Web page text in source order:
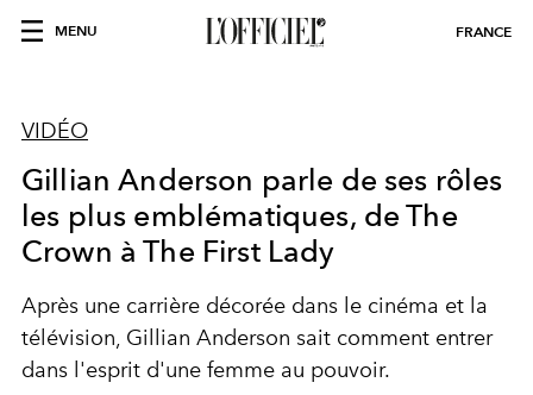
MENU FRANCE
VIDÉO
Gillian Anderson parle de ses rôles
les plus emblématiques, de The
Crown à The First Lady
Après une carrière décorée dans le cinéma et la
télévision, Gillian Anderson sait comment entrer
dans l'esprit d'une femme au pouvoir.